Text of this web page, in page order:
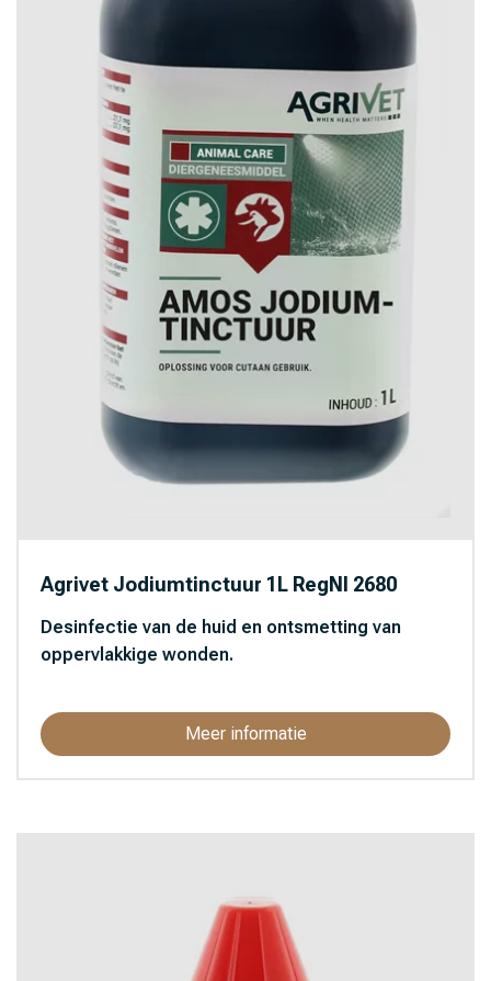
Agrivet Jodiumtinctuur 1L RegNl 2680
Desinfectie van de huid en ontsmetting van
oppervlakkige wonden.
Meer informatie